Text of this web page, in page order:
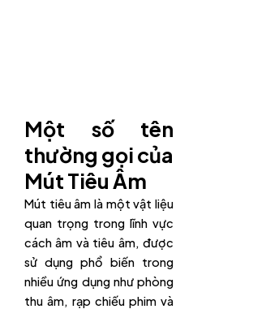
Một số tên
thường gọi của
Mút Tiêu Âm
Mút tiêu âm là một vật liệu
quan trọng trong lĩnh vực
cách âm và tiêu âm, được
sử dụng phổ biến trong
nhiều ứng dụng như phòng
thu âm, rạp chiếu phim và